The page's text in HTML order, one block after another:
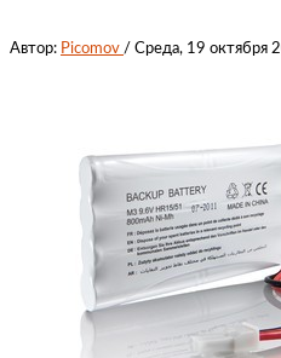
Автор: Picomov / Среда, 19 октября